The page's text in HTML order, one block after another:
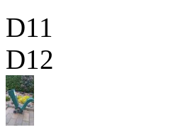
D11
D12